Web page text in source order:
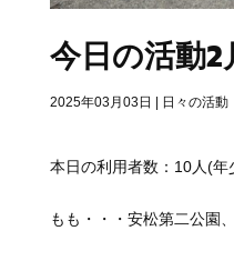
今日の活動2
2025年03月03日 日々の活動
本日の利用者数：10人(年
もも・・・安松第二公園